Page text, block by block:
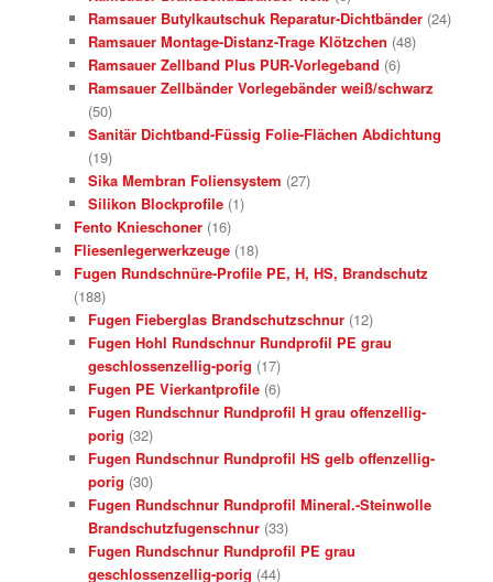
Ramsauer Butylkautschuk Reparatur-Dichtbänder (24)
Ramsauer Montage-Distanz-Trage Klötzchen (48)
Ramsauer Zellband Plus PUR-Vorlegeband (6)
Ramsauer Zellbänder Vorlegebänder weiß/schwarz
(50)
Sanitär Dichtband-Füssig Folie-Flächen Abdichtung
(19)
Sika Membran Foliensystem (27)
Silikon Blockprofile (1)
Fento Knieschoner (16)
Fliesenlegerwerkzeuge (18)
Fugen Rundschnüre-Profile PE, H, HS, Brandschutz
(188)
Fugen Fieberglas Brandschutzschnur (12)
Fugen Hohl Rundschnur Rundprofil PE grau
geschlossenzellig-porig (17)
Fugen PE Vierkantprofile (6)
Fugen Rundschnur Rundprofil H grau offenzellig-
porig (32)
Fugen Rundschnur Rundprofil HS gelb offenzellig-
porig (30)
Fugen Rundschnur Rundprofil Mineral.-Steinwolle
Brandschutzfugenschnur (33)
Fugen Rundschnur Rundprofil PE grau
geschlossenzellig-porig (44)